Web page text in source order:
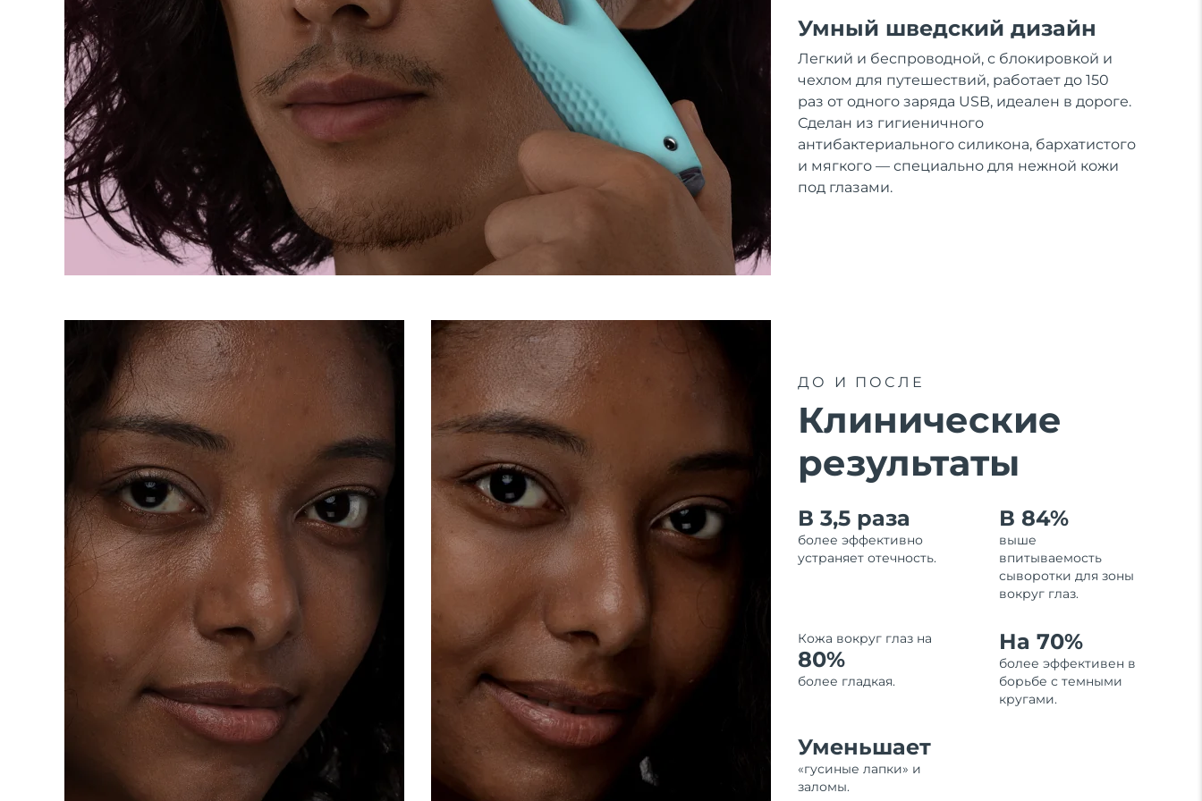
Умный шведский дизайн
Легкий и беспроводной, с блокировкой и
чехлом для путешествий, работает до 150
раз от одного заряда USB, идеален в дороге.
Сделан из гигиеничного
антибактериального силикона, бархатистого
и мягкого — специально для нежной кожи
под глазами.
ДО И ПОСЛЕ
Клинические
результаты
В 3,5 раза
более эффективно
устраняет отечность.
В 84%
выше
впитываемость
сыворотки для зоны
вокруг глаз.
Кожа вокруг глаз на
80%
более гладкая.
На 70%
более эффективен в
борьбе с темными
кругами.
Уменьшает
«гусиные лапки» и
заломы.